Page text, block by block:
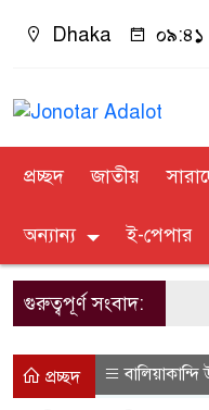
Dhaka ০৯:৪১
প্রচ্ছদ জাতীয়
অন্যান্য ই-পেপার
গুরুত্বপূর্ণ সংবাদ:
প্রচ্ছদ